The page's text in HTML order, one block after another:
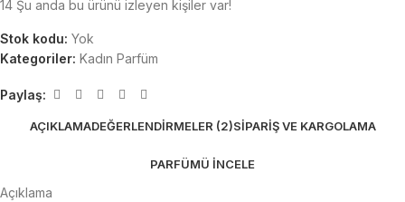
14 Şu anda bu ürünü izleyen kişiler var!
Stok kodu: Yok
Kategoriler: Kadın Parfüm
Paylaş:
AÇIKLAMADEĞERLENDIRMELER (2)SIPARIŞ VE KARGOLAMA
PARFÜMÜ İNCELE
Açıklama